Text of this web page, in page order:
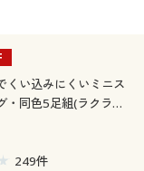
くい込みにくいミニス
・同色5足組(ラクラク
249件